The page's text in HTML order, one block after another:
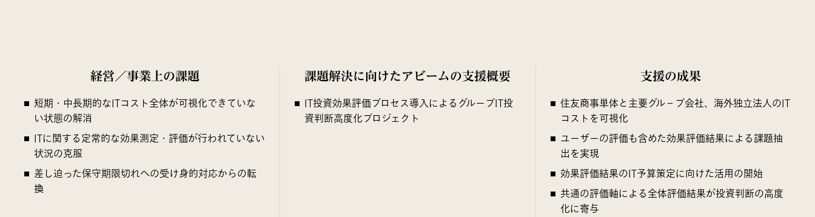
経営／事業上の課題
短期・中長期的なITコスト全体が可視化できていな
い状態の解消
ITに関する定常的な効果測定・評価が行われていない
状況の克服
差し迫った保守期限切れへの受け身的対応からの転
換
課題解決に向けたアビームの支援概要
IT投資効果評価プロセス導入によるグループIT投
資判断高度化プロジェクト
支援の成果
住友商事単体と主要グル－プ会社、海外独立法人のIT
コストを可視化
ユーザーの評価も含めた効果評価結果による課題抽
出を実現
効果評価結果のIT予算策定に向けた活用の開始
共通の評価軸による全体評価結果が投資判断の高度
化に寄与